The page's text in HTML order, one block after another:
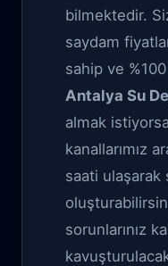
bilmektedir.
saydam
sahip ve
Antalya Su
almak
kanallarımız
saati ulaşarak
sorunlarınız